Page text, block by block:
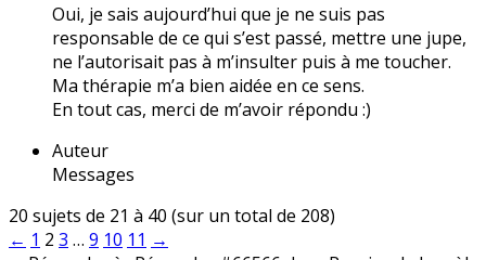
Oui, je sais aujourd’hui que je ne suis pas
responsable de ce qui s’est passé, mettre une jupe,
ne l’autorisait pas à m’insulter puis à me toucher.
Ma thérapie m’a bien aidée en ce sens.
En tout cas, merci de m’avoir répondu :)
Auteur
Messages
20 sujets de 21 à 40 (sur un total de 208)
← 1 2 3 … 9 10 11 →